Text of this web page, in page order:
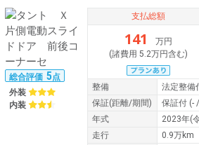
総合評価 5点
外装
内装
支払総額
141
万円
(諸費用 5.2万円含む)
整備
法定整備
保証(距離/期間) 保証付 (-
年式
2023年(
走行
0.9万km